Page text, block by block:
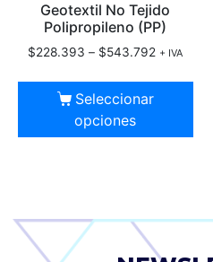
Geotextil No Tejido
Polipropileno (PP)
$228.393 – $543.792 + IVA
Seleccionar
opciones